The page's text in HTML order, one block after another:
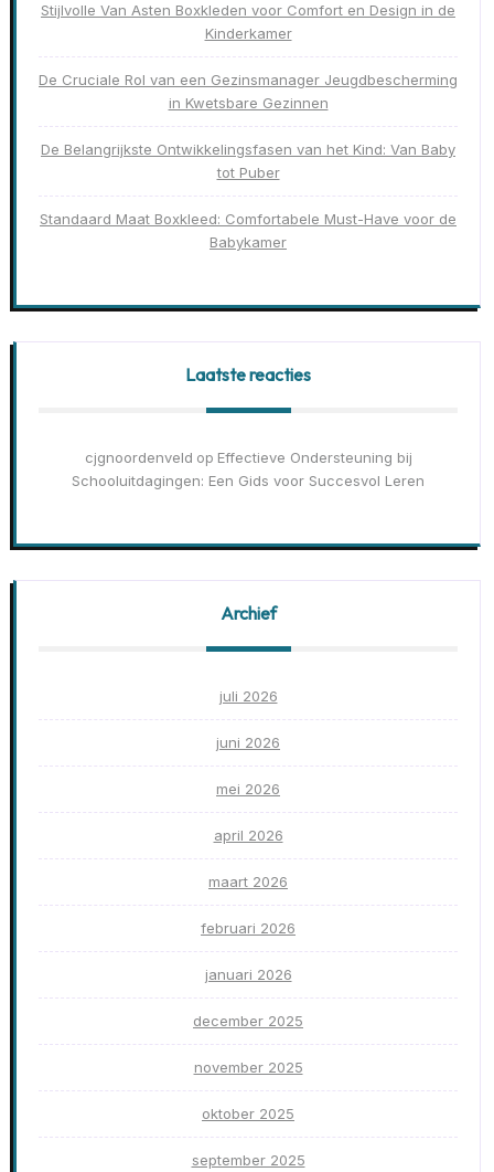
Stijlvolle Van Asten Boxkleden voor Comfort en Design in de
Kinderkamer
De Cruciale Rol van een Gezinsmanager Jeugdbescherming
in Kwetsbare Gezinnen
De Belangrijkste Ontwikkelingsfasen van het Kind: Van Baby
tot Puber
Standaard Maat Boxkleed: Comfortabele Must-Have voor de
Babykamer
Laatste reacties
cjgnoordenveld op Effectieve Ondersteuning bij
Schooluitdagingen: Een Gids voor Succesvol Leren
Archief
juli 2026
juni 2026
mei 2026
april 2026
maart 2026
februari 2026
januari 2026
december 2025
november 2025
oktober 2025
september 2025